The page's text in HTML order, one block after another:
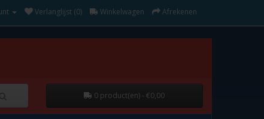
Verlanglijst (0) Winkelwagen Afrekenen
0 product(en) - €0,00